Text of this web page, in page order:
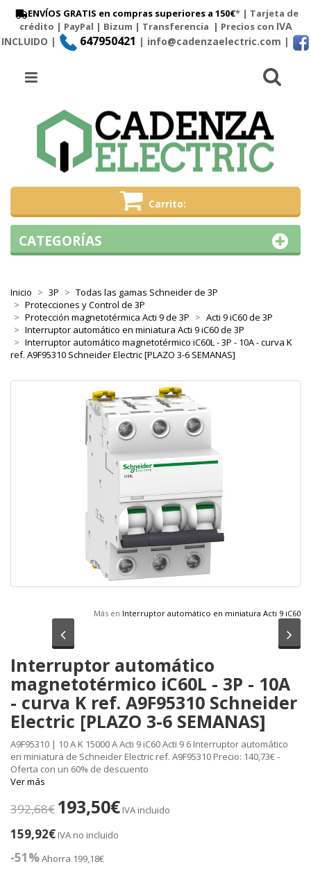
ENVÍOS GRATIS en compras superiores a 150€* | Tarjeta de
crédito | PayPal | Bizum | Transferencia | Precios con IVA
INCLUIDO |
647950421 | info@cadenzaelectric.com |
Carrito
Menú
Inicio 3P
Todas las gamas Schneider de 3P
Protecciones y Control de 3P
Protección magnetotérmica Acti 9 de 3P
Acti 9 iC60 de 3P
Interruptor automático en miniatura Acti 9 iC60 de 3P
Interruptor automático magnetotérmico iC60L - 3P - 10A - curva K
ref. A9F95310 Schneider Electric [PLAZO 3-6 SEMANAS]
Más en Interruptor automático en miniatura Acti 9 iC60
Anterior
Interruptor automático
magnetotérmico iC60L - 3P - 10A
- curva K ref. A9F95310 Schneider
Electric [PLAZO 3-6 SEMANAS]
A9F95310 | 10 A K 15000 A Acti 9 iC60 Acti 9 6 Interruptor automático
en miniatura de Schneider Electric ref. A9F95310 Precio: 140,73€ -
Oferta con un 60% de descuento
Ver más
392,68€ 193,50€ IVA incluido
159,92€ IVA no incluido
-51%Ahorra 199,18€
CATEGORÍAS